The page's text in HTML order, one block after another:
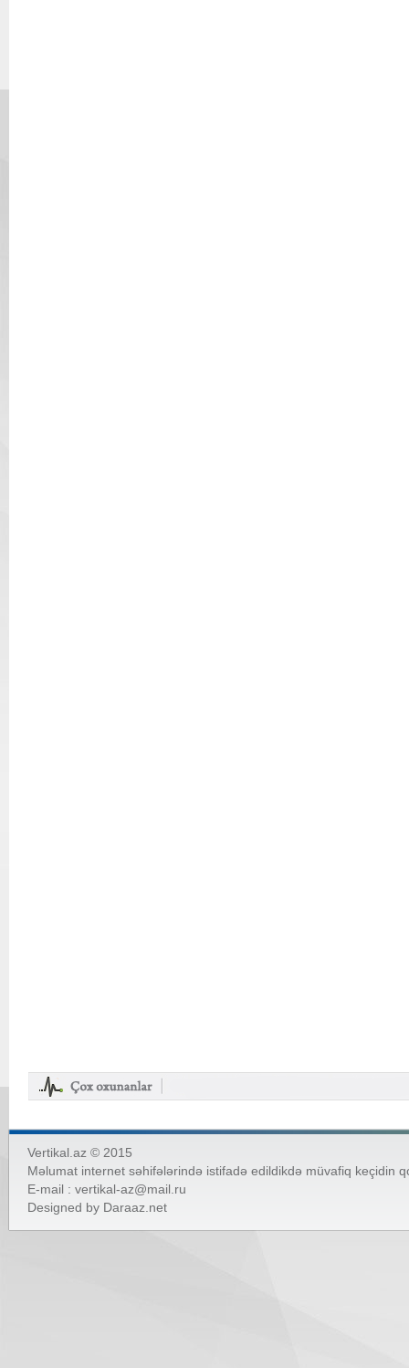
Vertikal.az © 2015
Məlumat internet səhifələrində istifadə edildikdə müvafiq keçidin
E-mail : vertikal-az@mail.ru
Designed by Daraaz.net